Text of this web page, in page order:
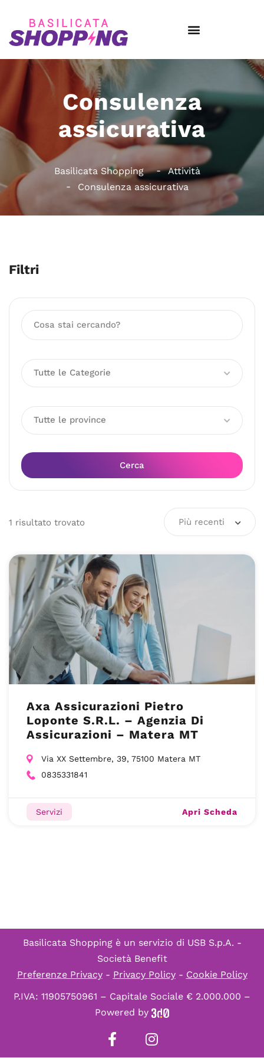
Consulenza
assicurativa
Basilicata Shopping
Attività
Consulenza assicurativa
Filtri
Tutte le Categorie
Tutte le province
Cerca
1 risultato trovato Più recenti
Axa Assicurazioni Pietro
Loponte S.R.L. – Agenzia Di
Assicurazioni – Matera MT
Via XX Settembre, 39, 75100 Matera MT
0835331841
Servizi Apri Scheda
Basilicata Shopping è un servizio di USB S.p.A. -
Società Benefit
Preferenze Privacy- Privacy Policy- Cookie Policy
P.IVA: 11905750961 – Capitale Sociale € 2.000.000 –
Powered by